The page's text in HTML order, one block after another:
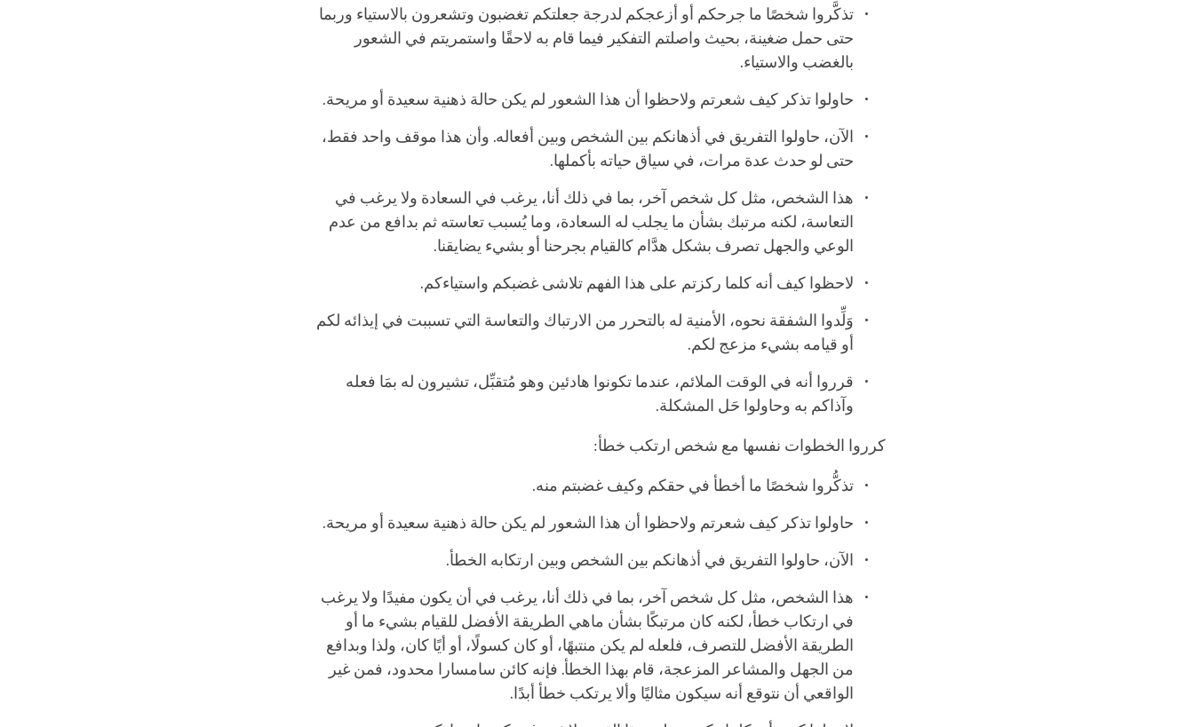
تذكَّروا شخصًا ما جرحكم أو أزعجكم لدرجة جعلتكم تغضبون وتشعرون بالاستياء وربما
حتى حمل ضغينة، بحيث واصلتم التفكير فيما قام به لاحقًا واستمريتم في الشعور
بالغضب والاستياء.
حاولوا تذكر كيف شعرتم ولاحظوا أن هذا الشعور لم يكن حالة ذهنية سعيدة أو مريحة.
الآن، حاولوا التفريق في أذهانكم بين الشخص وبين أفعاله. وأن هذا موقف واحد فقط،
حتى لو حدث عدة مرات، في سياق حياته بأكملها.
هذا الشخص، مثل كل شخص آخر، بما في ذلك أنا، يرغب في السعادة ولا يرغب في
التعاسة، لكنه مرتبك بشأن ما يجلب له السعادة، وما يُسبب تعاسته ثم بدافع من عدم
الوعي والجهل تصرف بشكل هدَّام كالقيام بجرحنا أو بشيء يضايقنا.
لاحظوا كيف أنه كلما ركزتم على هذا الفهم تلاشى غضبكم واستياءكم.
وَلِّدوا الشفقة نحوه، الأمنية له بالتحرر من الارتباك والتعاسة التي تسببت في إيذائه لكم
أو قيامه بشيء مزعج لكم.
قرروا أنه في الوقت الملائم، عندما تكونوا هادئين وهو مُتقبِّل، تشيرون له بمَا فعله
وآذاكم به وحاولوا حَل المشكلة.
كرروا الخطوات نفسها مع شخص ارتكب خطأ:
تذكُّروا شخصًا ما أخطأ في حقكم وكيف غضبتم منه.
حاولوا تذكر كيف شعرتم ولاحظوا أن هذا الشعور لم يكن حالة ذهنية سعيدة أو مريحة.
الآن، حاولوا التفريق في أذهانكم بين الشخص وبين ارتكابه الخطأ.
هذا الشخص، مثل كل شخص آخر، بما في ذلك أنا، يرغب في أن يكون مفيدًا ولا يرغب
في ارتكاب خطأ، لكنه كان مرتبكًا بشأن ماهي الطريقة الأفضل للقيام بشيء ما أو
الطريقة الأفضل للتصرف، فلعله لم يكن منتبهًا، أو كان كسولًا، أو أيًا كان، ولذا وبدافع
من الجهل والمشاعر المزعجة، قام بهذا الخطأ. فإنه كائن سامسارا محدود، فمن غير
الواقعي أن نتوقع أنه سيكون مثاليًا وألا يرتكب خطأ أبدًا.